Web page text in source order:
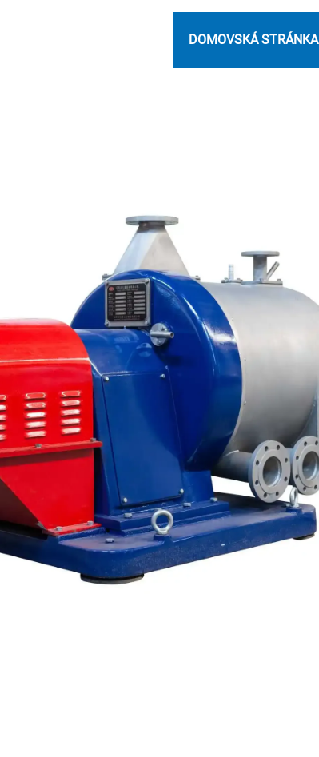
DOMOVSKÁ STRÁNKA